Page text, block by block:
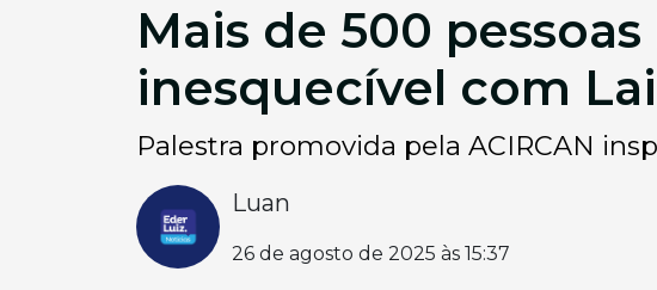
Mais de 500
inesquecível com
Palestra promovida pela ACIRCAN
Luan
26 de agosto de 2025 às 15:37